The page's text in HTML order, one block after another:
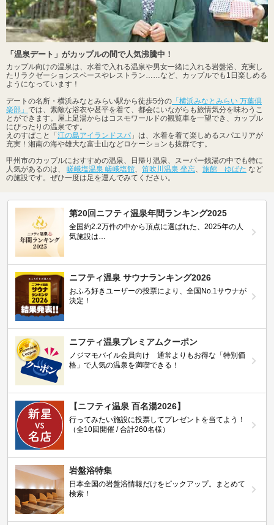
「温泉デート」がカップルの間で人気沸騰中！
カップル向けの温泉は、水着で入れる温泉や男女一緒に入れる岩盤浴、充実し
たリラクゼーションスペースやレストラン……など、カップルでも1日楽しめる
ようになっています！
デートの名所・横浜みなとみらい駅から徒歩5分の 「横浜みなとみらい 万葉倶
楽部」 では、素敵な浴衣や甚平を着て、都会にいながらも旅情気分を味わうこ
とができます。屋上足湯からはコスモワールドの観覧車を一望でき、カップル
にぴったりの温泉です。
えのすぱこと「江の島アイランドスパ 」は、水着を着て楽しめるスパエリアが
充実！湘南の海や雄大な富士山などロケーションも抜群です。
甲州市のカップルにおすすめの温泉、日帰り温泉、スーパー銭湯の中でも特に
人気があるのは、 嵯峨塩温泉 嵯峨塩館 笛吹川温泉 坐忘 旅館 ゆばた など
の施設です。ぜひ一度は足を運んでみてください。
第20回ニフティ温泉年間ランキング2025
全国約2.2万件の中から頂点に選ばれた、2025年の人
気施設は…
ニフティ温泉 サウナランキング2026
おふろ好きユーザーの投票により、全国No.1サウナが
決定！
ニフティ温泉プレミアムクーポン
ノジマモバイル会員向け 通常よりもお得な「特別価
格」で人気の温泉を満喫できる！
【ニフティ温泉 百名湯2026】
行ってみたい施設に投票してプレゼントを当てよう！
（全10回開催 / 合計260名様）
岩盤浴特集
日本全国の岩盤浴情報だけをピックアップ。まとめて
検索！